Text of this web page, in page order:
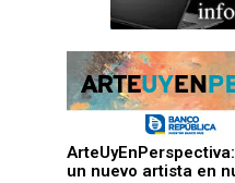
un nuevo artista en